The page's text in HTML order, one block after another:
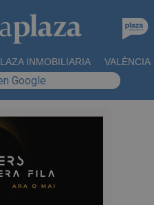
INMOBILIARIA VALÈNCIA
Google